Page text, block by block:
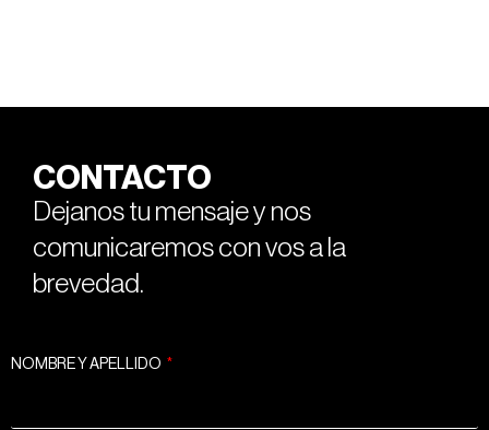
CONTACTO
Dejanos tu mensaje y nos
comunicaremos con vos a la
brevedad.
NOMBRE Y APELLIDO